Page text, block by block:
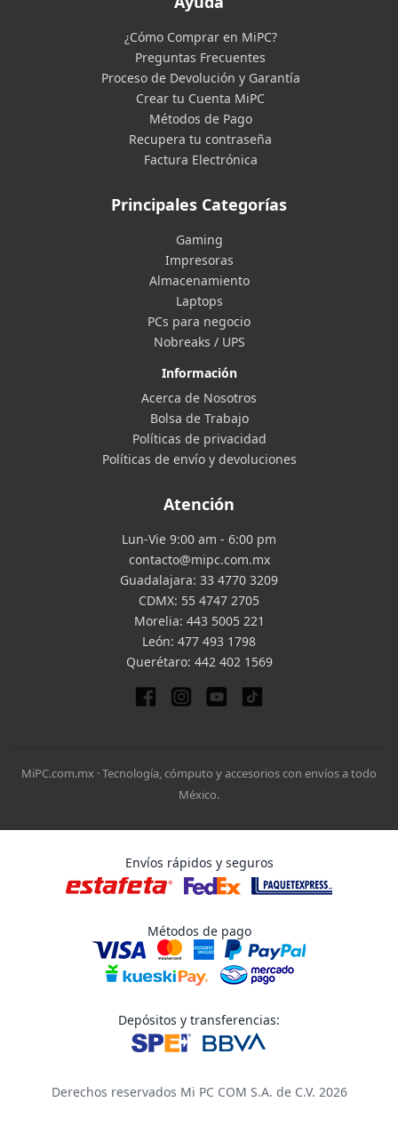
¿Cómo Comprar en MiPC?
Preguntas Frecuentes
Proceso de Devolución y Garantía
Crear tu Cuenta MiPC
Métodos de Pago
Recupera tu contraseña
Factura Electrónica
Principales Categorías
Gaming
Impresoras
Almacenamiento
Laptops
PCs para negocio
Nobreaks / UPS
Información
Acerca de Nosotros
Bolsa de Trabajo
Políticas de privacidad
Políticas de envío y devoluciones
Atención
Lun-Vie 9:00 am - 6:00 pm
contacto@mipc.com.mx
Guadalajara: 33 4770 3209
CDMX: 55 4747 2705
Morelia: 443 5005 221
León: 477 493 1798
Querétaro: 442 402 1569
MiPC.com.mx · Tecnología, cómputo y accesorios con envíos a todo
México.
Envíos rápidos y seguros
Métodos de pago
Depósitos y transferencias:
Derechos reservados Mi PC COM S.A. de C.V. 2026